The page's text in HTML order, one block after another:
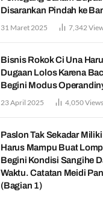
Disarankan Pindah ke
31 Maret 2025 7,342
Bisnis Rokok Ci Una
Dugaan Lolos Karena
Begini Modus
23 April 2025 4,050Views
Paslon Tak Sekadar
Harus Mampu Buat
Begini Kondisi Sangihe
Waktu. Catatan Meidi
(Bagian 1)